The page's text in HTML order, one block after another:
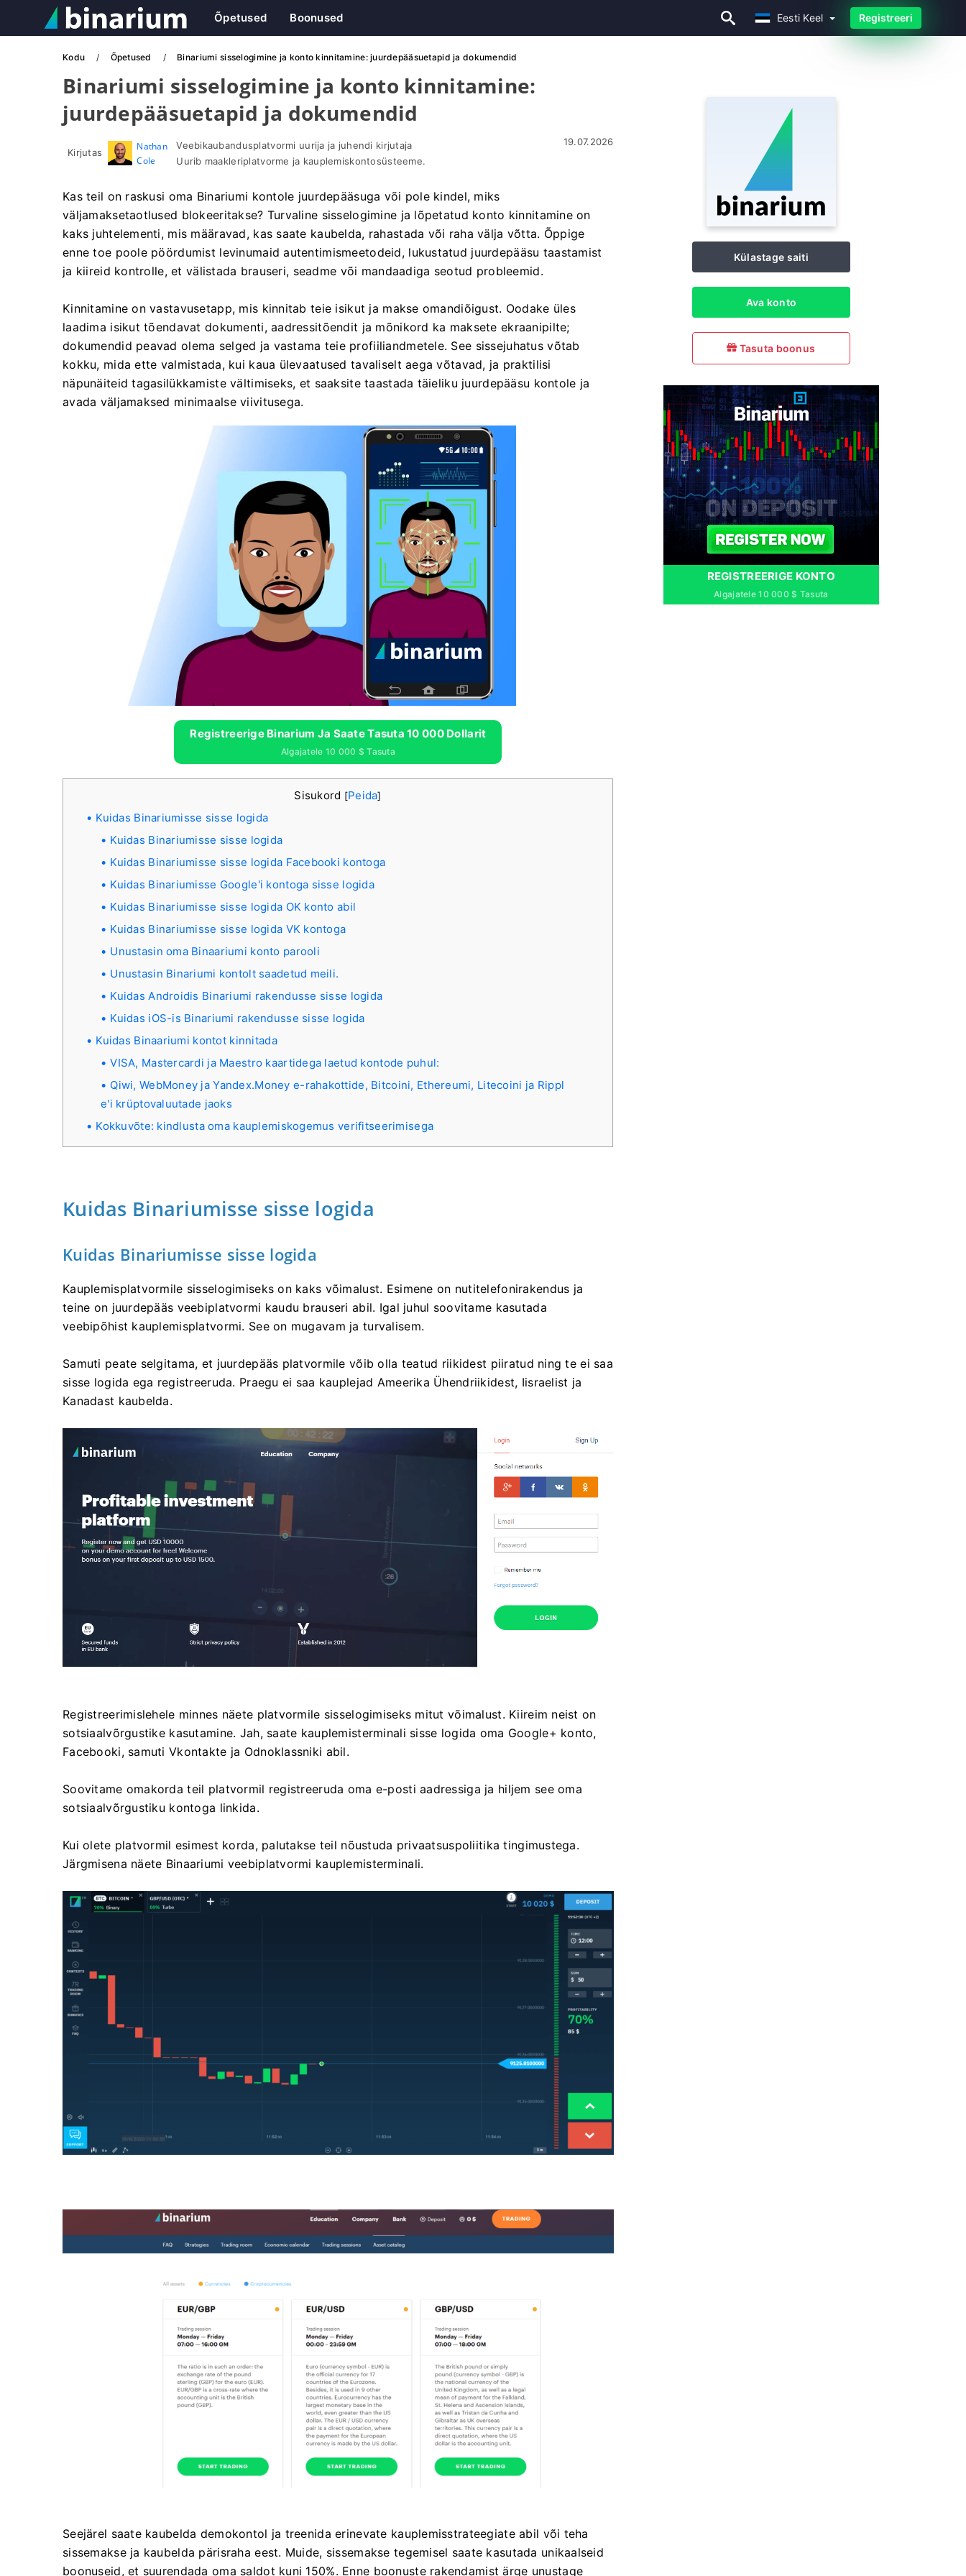
Eesti Keel
Õpetused Boonused Eesti Keel Registreeri
Kodu Õpetused Binariumi sisselogimine ja konto kinnitamine: juurdepääsuetapid ja dokumendid
Binariumi sisselogimine ja konto kinnitamine:
juurdepääsuetapid ja dokumendid
Kirjutas
Nathan
Cole
Veebikaubandusplatvormi uurija ja juhendi kirjutaja
Uurib maakleriplatvorme ja kauplemiskontosüsteeme.
19.07.2026
Kas teil on raskusi oma Binariumi kontole juurdepääsuga või pole kindel, miks
väljamaksetaotlused blokeeritakse? Turvaline sisselogimine ja lõpetatud konto kinnitamine on
kaks juhtelementi, mis määravad, kas saate kaubelda, rahastada või raha välja võtta. Õppige
enne toe poole pöördumist levinumaid autentimismeetodeid, lukustatud juurdepääsu taastamist
ja kiireid kontrolle, et välistada brauseri, seadme või mandaadiga seotud probleemid.
Kinnitamine on vastavusetapp, mis kinnitab teie isikut ja makse omandiõigust. Oodake üles
laadima isikut tõendavat dokumenti, aadressitõendit ja mõnikord ka maksete ekraanipilte;
dokumendid peavad olema selged ja vastama teie profiiliandmetele. See sissejuhatus võtab
kokku, mida ette valmistada, kui kaua ülevaatused tavaliselt aega võtavad, ja praktilisi
näpunäiteid tagasilükkamiste vältimiseks, et saaksite taastada täieliku juurdepääsu kontole ja
avada väljamaksed minimaalse viivitusega.
Registreerige Binarium Ja Saate Tasuta 10 000 Dollarit
Algajatele 10 000 $ Tasuta
Sisukord [Peida]
Kuidas Binariumisse sisse logida
Kuidas Binariumisse sisse logida
Kuidas Binariumisse sisse logida Facebooki kontoga
Kuidas Binariumisse Google'i kontoga sisse logida
Kuidas Binariumisse sisse logida OK konto abil
Kuidas Binariumisse sisse logida VK kontoga
Unustasin oma Binaariumi konto parooli
Unustasin Binariumi kontolt saadetud meili.
Kuidas Androidis Binariumi rakendusse sisse logida
Kuidas iOS-is Binariumi rakendusse sisse logida
Kuidas Binaariumi kontot kinnitada
VISA, Mastercardi ja Maestro kaartidega laetud kontode puhul:
Qiwi, WebMoney ja Yandex.Money e-rahakottide, Bitcoini, Ethereumi, Litecoini ja Rippl
e'i krüptovaluutade jaoks
Kokkuvõte: kindlusta oma kauplemiskogemus verifitseerimisega
Kuidas Binariumisse sisse logida
Kuidas Binariumisse sisse logida
Kauplemisplatvormile sisselogimiseks on kaks võimalust. Esimene on nutitelefonirakendus ja
teine ​​on juurdepääs veebiplatvormi kaudu brauseri abil. Igal juhul soovitame kasutada
veebipõhist kauplemisplatvormi. See on mugavam ja turvalisem.
Samuti peate selgitama, et juurdepääs platvormile võib olla teatud riikidest piiratud ning te ei saa
sisse logida ega registreeruda. Praegu ei saa kauplejad Ameerika Ühendriikidest, Iisraelist ja
Kanadast kaubelda.
Registreerimislehele minnes näete platvormile sisselogimiseks mitut võimalust. Kiireim neist on
sotsiaalvõrgustike kasutamine. Jah, saate kauplemisterminali sisse logida oma Google+ konto,
Facebooki, samuti Vkontakte ja Odnoklassniki abil.
Soovitame omakorda teil platvormil registreeruda oma e-posti aadressiga ja hiljem see oma
sotsiaalvõrgustiku kontoga linkida.
Kui olete platvormil esimest korda, palutakse teil nõustuda privaatsuspoliitika tingimustega.
Järgmisena näete Binaariumi veebiplatvormi kauplemisterminali.
Seejärel saate kaubelda demokontol ja treenida erinevate kauplemisstrateegiate abil või teha
sissemakse ja kaubelda pärisraha eest. Muide, sissemakse tegemisel saate kasutada unikaalseid
boonuseid, et suurendada oma saldot kuni 150%. Enne boonuste rakendamist ärge unustage
Külastage saiti
Ava konto
Tasuta boonus
REGISTREERIGE KONTO
Algajatele 10 000 $ Tasuta